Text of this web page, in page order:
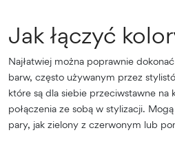
Jak łączyć
Najłatwiej można poprawnie
barw, często używanym przez
które są dla siebie przeciwstawne na
połączenia ze sobą w stylizacji.
pary, jak zielony z czerwonym lub